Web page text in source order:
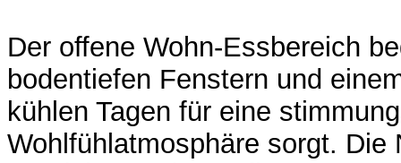
Der offene Wohn-Essbereich
bodentiefen Fenstern und
kühlen Tagen für eine
Wohlfühlatmosphäre sorgt. Die